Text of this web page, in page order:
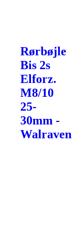
Rørbøjle
Bis 2s
Elforz.
M8/10
25-
30mm -
Walraven